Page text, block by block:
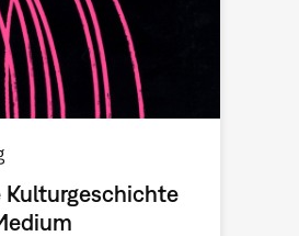
Kulturgeschichte